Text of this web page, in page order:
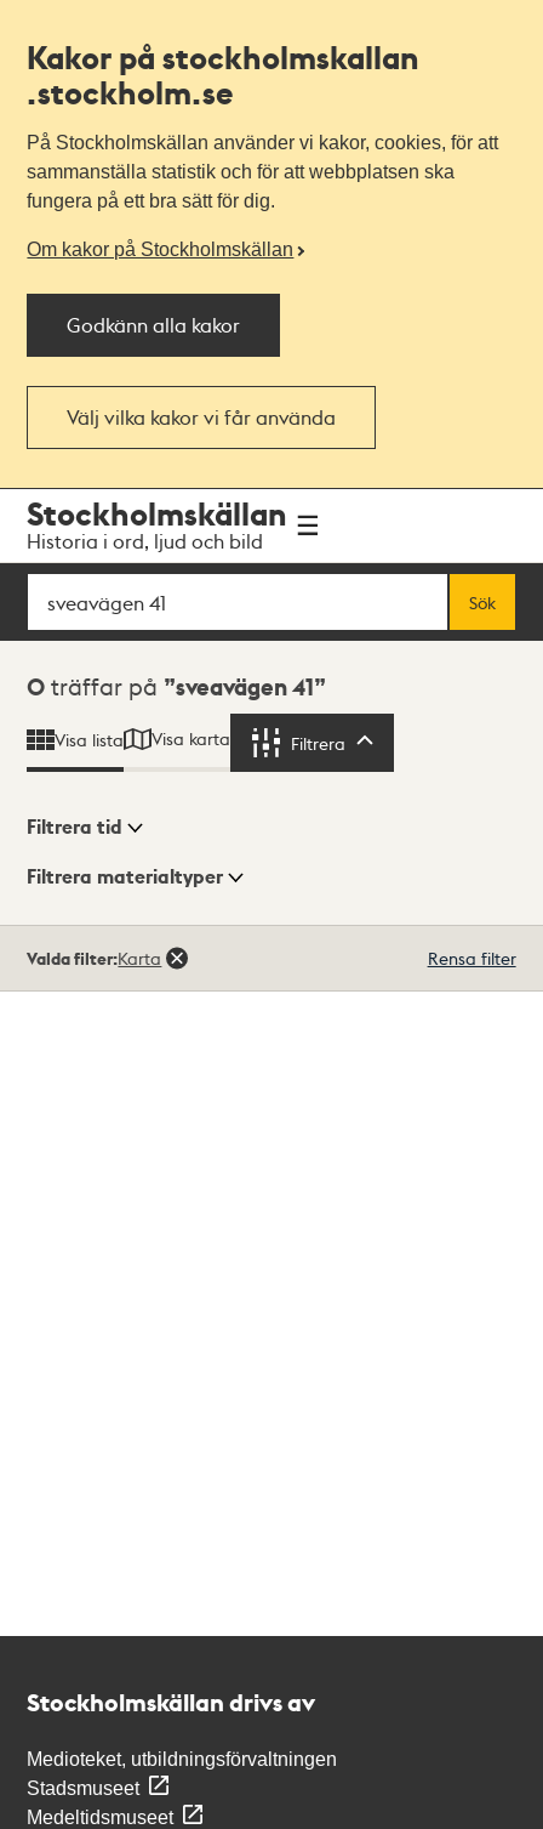
Kakor på stockholmskallan
.stockholm.se
På Stockholmskällan använder vi kakor, cookies, för att
sammanställa statistik och för att webbplatsen ska
fungera på ett bra sätt för dig.
Om kakor på Stockholmskällan
Godkänn alla kakor
Välj vilka kakor vi får använda
navigationen
huvudinnehållet
Stockholmskällan
Historia i ord, ljud och bild
Sök
Sök
Sökresultat
0 träffar på sveavägen 41
Visa lista Visa karta Filtrera
Visningsläge
Filtrera tid
Filtrera materialtyper
träffar
Valda filter:Karta Rensa filter
Stockholmskällan drivs av
Medioteket, utbildningsförvaltningen
Stadsmuseet
Medeltidsmuseet